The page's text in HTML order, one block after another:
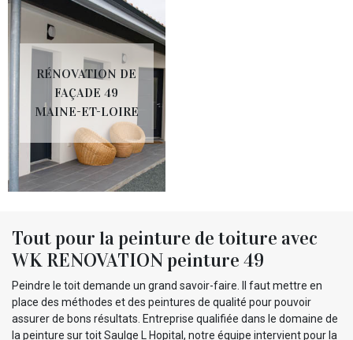
RÉNOVATION DE
FAÇADE 49
MAINE-ET-LOIRE
Tout pour la peinture de toiture avec
WK RENOVATION peinture 49
Peindre le toit demande un grand savoir-faire. Il faut mettre en
place des méthodes et des peintures de qualité pour pouvoir
assurer de bons résultats. Entreprise qualifiée dans le domaine de
la peinture sur toit Saulge L Hopital, notre équipe intervient pour la